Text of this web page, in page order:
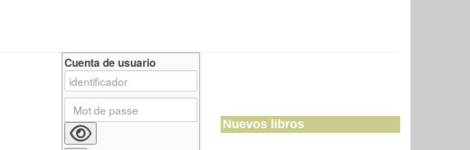
Cuenta de usuario
Nuevos libros